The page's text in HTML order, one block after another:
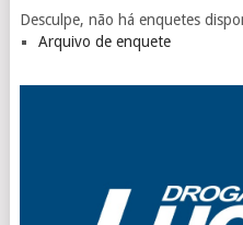
Desculpe, não há enquetes
Arquivo de enquete